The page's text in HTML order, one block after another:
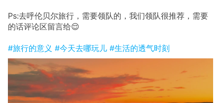
Ps:去呼伦贝尔旅行，需要领队的，我们领队很推荐，需要
的话评论区留言给😌
#旅行的意义 #今天去哪玩儿 #生活的透气时刻